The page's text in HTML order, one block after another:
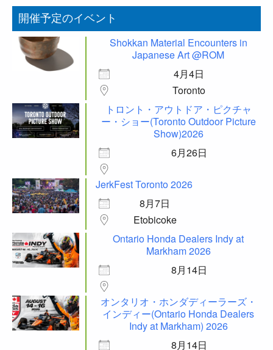
開催予定のイベント
Shokkan Material Encounters in
Japanese Art @ROM
4月4日
Toronto
トロント・アウトドア・ピクチャ
ー・ショー(Toronto Outdoor Picture
Show)2026
6月26日
JerkFest Toronto 2026
8月7日
Etobicoke
Ontario Honda Dealers Indy at
Markham 2026
8月14日
オンタリオ・ホンダディーラーズ・
インディー(Ontario Honda Dealers
Indy at Markham) 2026
8月14日